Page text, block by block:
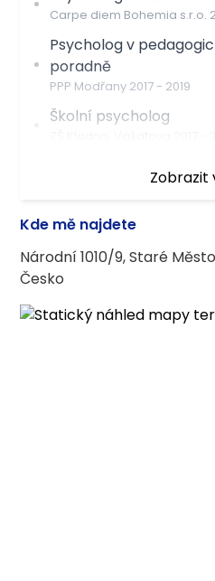
Carpe diem Bohemia s.r.o.
Psycholog v
poradně
PPP Modřany 2017- 2019
Školní psycholog
Daseinsanalytický
skupinové
Terapeutické
Zobrazit
Kde mě najdete
Národní 1010/9, Staré
Česko